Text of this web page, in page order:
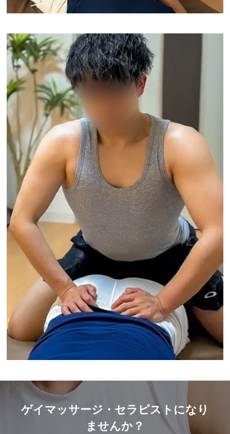
ゲイマッサージ・セラピストになり
ませんか？